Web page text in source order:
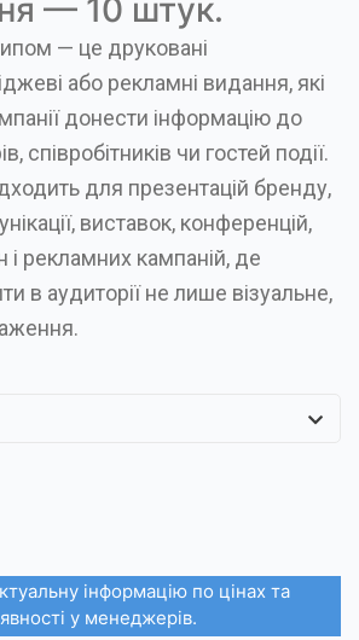
— 10 штук.
— це друковані
або рекламні видання, які
донести інформацію до
співробітників чи гостей події.
для презентацій бренду,
виставок, конференцій,
і рекламних кампаній, де
в аудиторії не лише візуальне,
інформацію по цінах та
у менеджерів.